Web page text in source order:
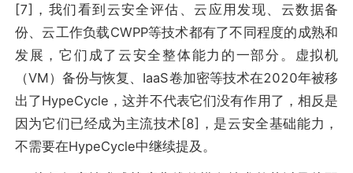
[7]，我们看到云安全评估、云应用发现、云数据备
份、云工作负载CWPP等技术都有了不同程度的成熟和
发展，它们成了云安全整体能力的一部分。虚拟机
（VM）备份与恢复、IaaS卷加密等技术在2020年被移
出了HypeCycle，这并不代表它们没有作用了，相反是
因为它们已经成为主流技术[8]，是云安全基础能力，
不需要在HypeCycle中继续提及。